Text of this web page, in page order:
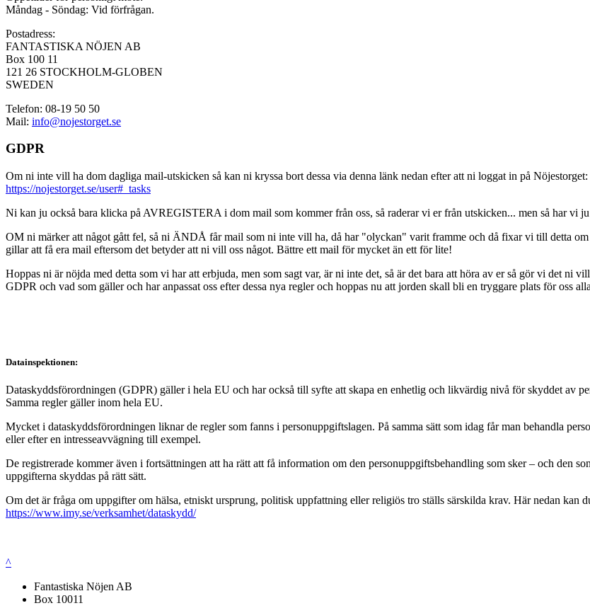
Måndag - Söndag: Vid förfrågan.
Postadress:
FANTASTISKA NÖJEN AB
Box 100 11
121 26 STOCKHOLM-GLOBEN
SWEDEN
Telefon: 08-19 50 50
Mail: info@nojestorget.se
GDPR
Om ni inte vill ha dom dagliga mail-utskicken så kan ni kryssa bort dessa via denna länk nedan efter att ni loggat in på Nöjestorget:
https://nojestorget.se/user#_tasks
Ni kan ju också bara klicka på AVREGISTERA i dom mail som kommer från oss, så raderar vi er från utskicken... men så har vi
OM ni märker att något gått fel, så ni ÄNDÅ får mail som ni inte vill ha, då har "olyckan" varit framme och då fixar vi till detta
gillar att få era mail eftersom det betyder att ni vill oss något. Bättre ett mail för mycket än ett för lite!
Hoppas ni är nöjda med detta som vi har att erbjuda, men som sagt var, är ni inte det, så är det bara att höra av er så gör vi det
GDPR och vad som gäller och har anpassat oss efter dessa nya regler och hoppas nu att jorden skall bli en tryggare plats för oss
Datainspektionen:
Dataskyddsförordningen (GDPR) gäller i hela EU och har också till syfte att skapa en enhetlig och likvärdig nivå för skyddet av
Samma regler gäller inom hela EU.
Mycket i dataskyddsförordningen liknar de regler som fanns i personuppgiftslagen. På samma sätt som idag får man behandla
eller efter en intresseavvägning till exempel.
De registrerade kommer även i fortsättningen att ha rätt att få information om den personuppgiftsbehandling som sker – och den
uppgifterna skyddas på rätt sätt.
Om det är fråga om uppgifter om hälsa, etniskt ursprung, politisk uppfattning eller religiös tro ställs särskilda krav. Här nedan kan
https://www.imy.se/verksamhet/dataskydd/
^
Fantastiska Nöjen AB
Box 10011